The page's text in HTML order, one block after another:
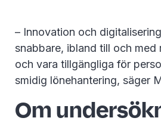
– Innovation och
snabbare, ibland till och
och vara tillgängliga för
smidig lönehantering, säger
Om